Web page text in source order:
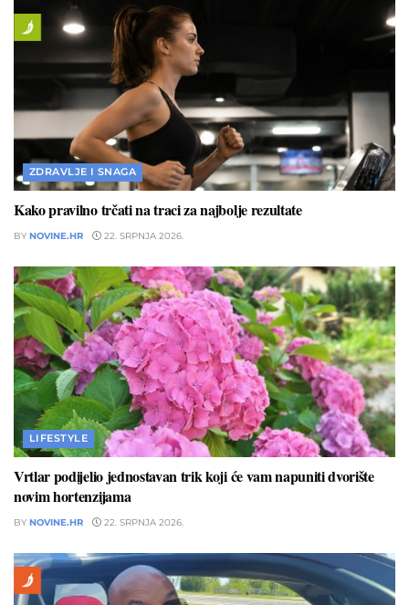
ZDRAVLJE I SNAGA
Kako pravilno trčati na traci za najbolje rezultate
BY NOVINE.HR 22. SRPNJA 2026.
LIFESTYLE
Vrtlar podijelio jednostavan trik koji će vam napuniti dvorište
novim hortenzijama
BY NOVINE.HR 22. SRPNJA 2026.